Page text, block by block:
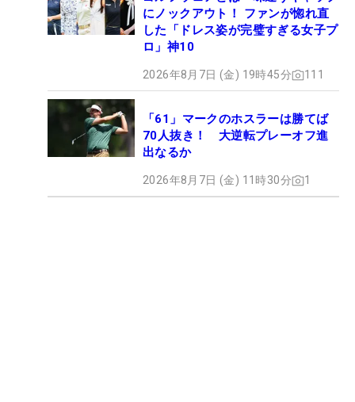
にノックアウト！ ファンが惚れ直
した「ドレス姿が完璧すぎる女子プ
ロ」神10
2026年8月7日 (金) 19時45分 111
「61」マークのホスラーは勝てば
70人抜き！ 大逆転プレーオフ進
出なるか
2026年8月7日 (金) 11時30分 1